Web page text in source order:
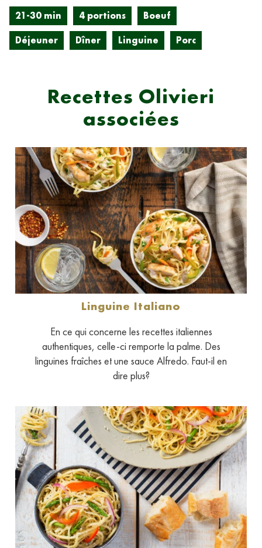
21-30 min 4 portions
Boeuf
Déjeuner
Dîner Linguine Porc
Recettes Olivieri
associées
Linguine Italiano
En ce qui concerne les recettes italiennes
authentiques, celle-ci remporte la palme. Des
linguines fraîches et une sauce Alfredo. Faut-il en
dire plus?